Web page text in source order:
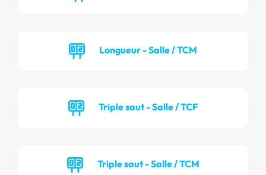
Longueur - Salle / TCM
Triple saut - Salle / TCF
Triple saut - Salle / TCM